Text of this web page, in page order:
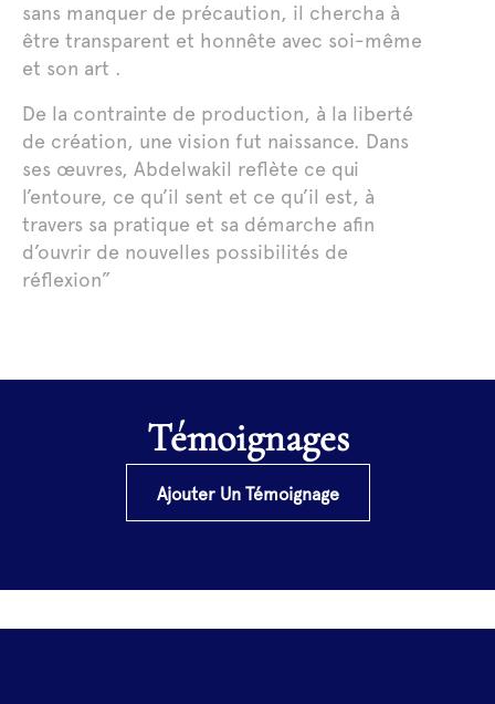
sans manquer de précaution, il chercha à
être transparent et honnête avec soi-même
et son art .
De la contrainte de production, à la liberté
de création, une vision fut naissance. Dans
ses œuvres, Abdelwakil reflète ce qui
l’entoure, ce qu’il sent et ce qu’il est, à
travers sa pratique et sa démarche afin
d’ouvrir de nouvelles possibilités de
réflexion”
Témoignages
Ajouter Un Témoignage